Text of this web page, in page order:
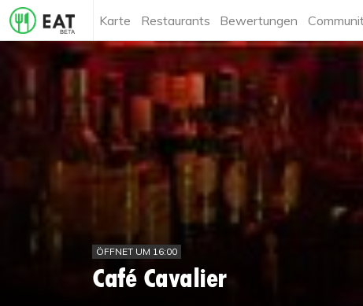
Karte Restaurants Bewertungen
ÖFFNET UM 16:00
Café Cavalier